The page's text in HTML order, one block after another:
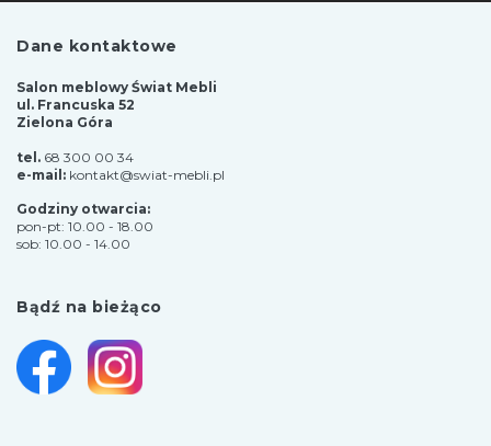
Dane kontaktowe
Salon meblowy Świat Mebli
ul. Francuska 52
Zielona Góra
tel. 68 300 00 34
e-mail: kontakt@swiat-mebli.pl
Godziny otwarcia:
pon-pt: 10.00 - 18.00
sob: 10.00 - 14.00
Bądź na bieżąco